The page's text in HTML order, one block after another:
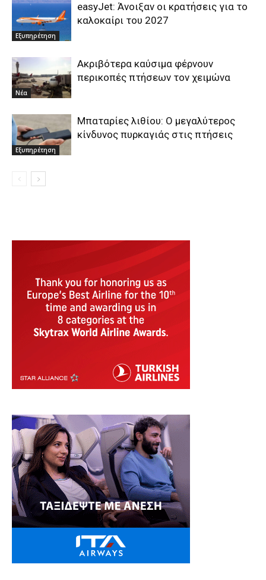
Εξυπηρέτηση
easyJet: Άνοιξαν οι κρατήσεις για το
καλοκαίρι του 2027
Νέα
Ακριβότερα καύσιμα φέρνουν
περικοπές πτήσεων τον χειμώνα
Εξυπηρέτηση
Μπαταρίες λιθίου: Ο μεγαλύτερος
κίνδυνος πυρκαγιάς στις πτήσεις